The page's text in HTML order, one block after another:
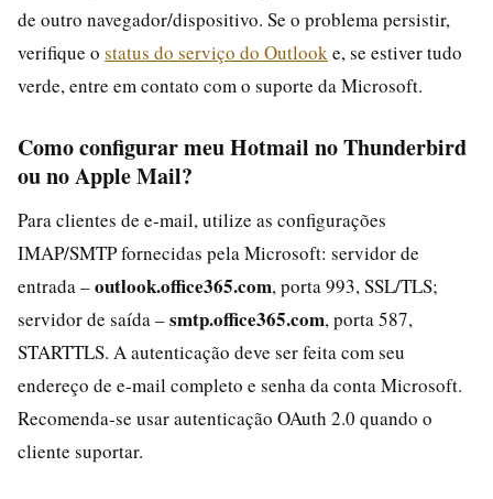
de outro navegador/dispositivo. Se o problema persistir,
verifique o status do serviço do Outlook e, se estiver tudo
verde, entre em contato com o suporte da Microsoft.
Como configurar meu Hotmail no Thunderbird
ou no Apple Mail?
Para clientes de e‑mail, utilize as configurações
IMAP/SMTP fornecidas pela Microsoft: servidor de
entrada –outlook.office365.com, porta 993, SSL/TLS;
servidor de saída –smtp.office365.com, porta 587,
STARTTLS. A autenticação deve ser feita com seu
endereço de e‑mail completo e senha da conta Microsoft.
Recomenda‑se usar autenticação OAuth 2.0 quando o
cliente suportar.